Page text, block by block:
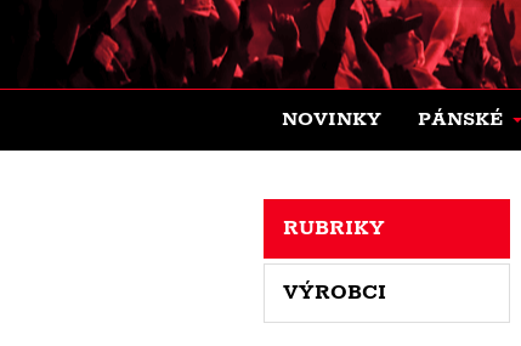
NOVINKY PÁNSKÉ
RUBRIKY
VÝROBCI